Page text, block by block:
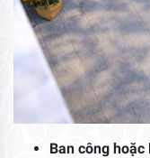
Ban công